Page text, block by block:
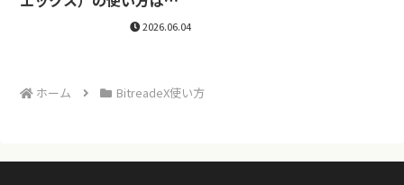
口座開設からAI自動売買・
カード発行まで徹底解説
2026.06.04
ホーム BitreadeX使い方